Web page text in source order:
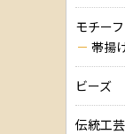
モチーフ
帯揚
ビーズ
伝統工